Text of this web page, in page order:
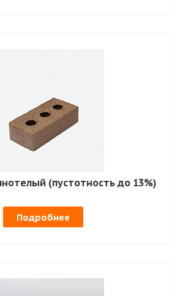
(пустотность до 13%)
Подробнее